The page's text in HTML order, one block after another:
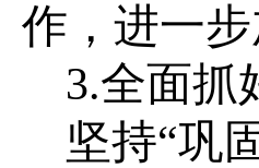
作，进一
3.全面抓
坚持“巩